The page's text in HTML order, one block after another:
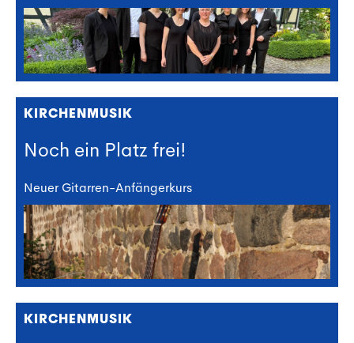
KIRCHENMUSIK
Noch ein Platz frei!
Neuer Gitarren-Anfängerkurs
KIRCHENMUSIK